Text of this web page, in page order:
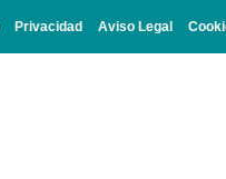
Privacidad Aviso Legal